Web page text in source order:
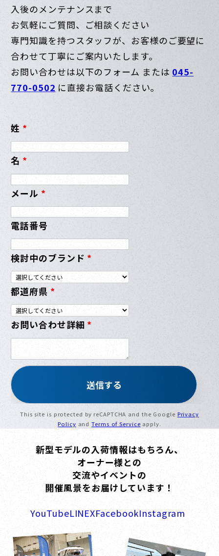
入後のメンテナンスまで
お気軽にご質問、ご相談ください
専門知識を持つスタッフが、お客様のご要望に
合わせて丁寧にご案内いたします。
お問い合わせは以下のフォーム または 045-
770-0502 に直接お電話ください。
姓 *
名 *
メール *
電話番号
検討中のブランド *
都道府県 *
お問い合わせ詳細 *
This site is protected by reCAPTCHA and the Google Privacy
Policy andTerms of Service apply.
新型モデルの入荷情報はもちろん、
オーナー様との
交流やイベントの
開催風景をお届けしています！
YouTubeLINEXFacebookInstagram